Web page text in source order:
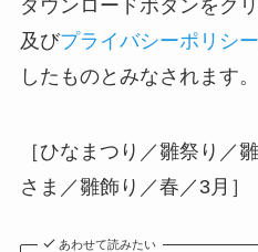
ダウンロードボタンをク
及びプライバシーポリシー
したものとみなされます。
［ひなまつり／雛祭り／
さま／雛飾り／春／3月］
あわせて読みたい